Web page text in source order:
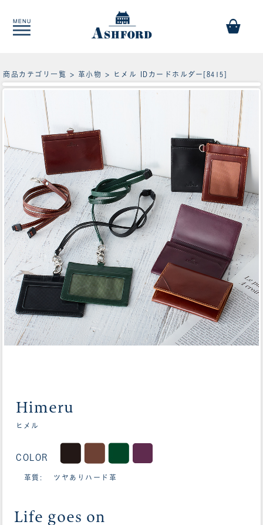
商品カテゴリ一覧 > 革小物 > ヒメル IDカードホルダー[8415]
Himeru
ヒメル
COLOR
革質: ツヤありハード革
Life goes on